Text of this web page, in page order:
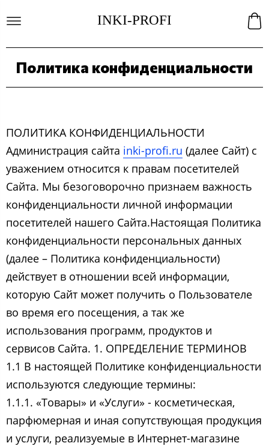
INKI-PROFI
Политика конфиденциальности
ПОЛИТИКА КОНФИДЕНЦИАЛЬНОСТИ
Администрация сайта inki-profi.ru (далее Сайт) с
уважением относится к правам посетителей
Сайта. Мы безоговорочно признаем важность
конфиденциальности личной информации
посетителей нашего Сайта.Настоящая Политика
конфиденциальности персональных данных
(далее – Политика конфиденциальности)
действует в отношении всей информации,
которую Сайт может получить о Пользователе
во время его посещения, а так же
использования программ, продуктов и
сервисов Сайта. 1. ОПРЕДЕЛЕНИЕ ТЕРМИНОВ
1.1 В настоящей Политике конфиденциальности
используются следующие термины:
1.1.1. «Товары» и «Услуги» - косметическая,
парфюмерная и иная сопутствующая продукция
и услуги, реализуемые в Интернет-магазине